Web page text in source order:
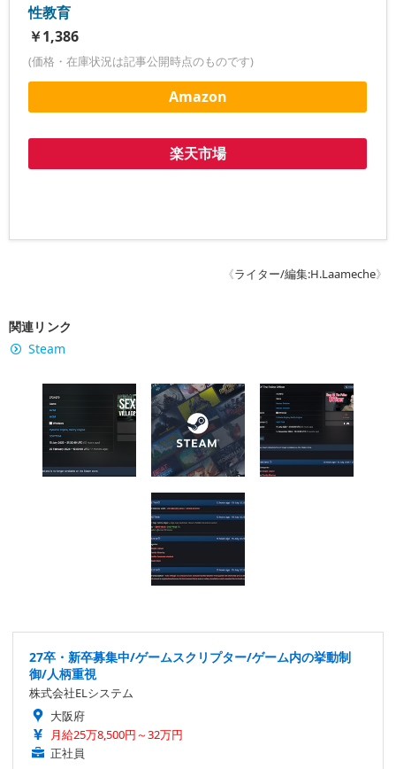
性教育
￥1,386
(価格・在庫状況は記事公開時点のものです)
Amazon
楽天市場
《ライター/編集:H.Laameche》
関連リンク
Steam
27卒・新卒募集中/ゲームスクリプター/ゲーム内の挙動制
御/人柄重視
株式会社ELシステム
大阪府
月給25万8,500円～32万円
正社員